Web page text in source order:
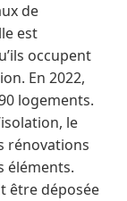
de
est
occupent
En 2022,
logements.
le
rénovations
éléments.
être déposée